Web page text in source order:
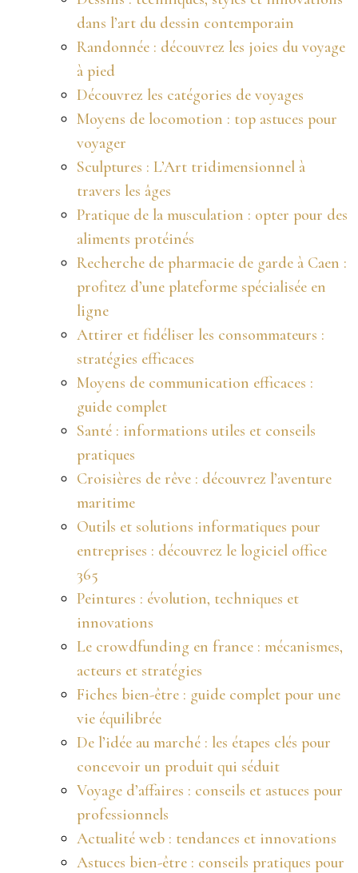
dans l’art du dessin contemporain
Randonnée : découvrez les joies du voyage
à pied
Découvrez les catégories de voyages
Moyens de locomotion : top astuces pour
voyager
Sculptures : L’Art tridimensionnel à
travers les âges
Pratique de la musculation : opter pour des
aliments protéinés
Recherche de pharmacie de garde à Caen :
profitez d’une plateforme spécialisée en
ligne
Attirer et fidéliser les consommateurs :
stratégies efficaces
Moyens de communication efficaces :
guide complet
Santé : informations utiles et conseils
pratiques
Croisières de rêve : découvrez l’aventure
maritime
Outils et solutions informatiques pour
entreprises : découvrez le logiciel office
365
Peintures : évolution, techniques et
innovations
Le crowdfunding en france : mécanismes,
acteurs et stratégies
Fiches bien-être : guide complet pour une
vie équilibrée
De l’idée au marché : les étapes clés pour
concevoir un produit qui séduit
Voyage d’affaires : conseils et astuces pour
professionnels
Actualité web : tendances et innovations
Astuces bien-être : conseils pratiques pour